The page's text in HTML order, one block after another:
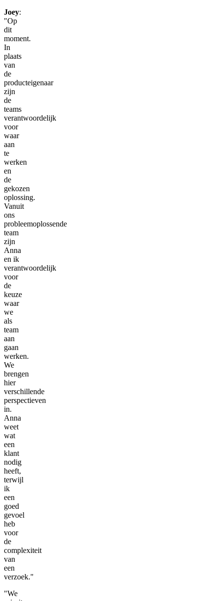
Joey:
"Op
dit
moment.
In
plaats
van
de
producteigenaar
zijn
de
teams
verantwoordelijk
voor
waar
aan
te
werken
en
de
gekozen
oplossing.
Vanuit
ons
probleemoplossende
team
zijn
Anna
en ik
verantwoordelijk
voor
de
keuze
waar
we
als
team
aan
gaan
werken.
We
brengen
hier
verschillende
perspectieven
in.
Anna
weet
wat
een
klant
nodig
heeft,
terwijl
ik
een
goed
gevoel
heb
voor
de
complexiteit
van
een
verzoek."
"We